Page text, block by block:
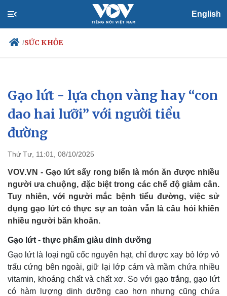
English
/SỨC KHỎE
Chính trị
Đảng
Tổ chức nhân sự
Quốc hội
Nhận diện sự thật
Xã hội
Tin 24h
Dự báo thời tiết
Gạo lứt - lựa chọn vàng hay “con
dao hai lưỡi” với người tiểu
đường
Thứ Tư, 11:01, 08/10/2025
VOV.VN - Gạo lứt sấy rong biển là món ăn được nhiều
người ưa chuộng, đặc biệt trong các chế độ giảm cân.
Tuy nhiên, với người mắc bệnh tiểu đường, việc sử
dụng gạo lứt có thực sự an toàn vẫn là câu hỏi khiến
nhiều người băn khoăn.
Gạo lứt - thực phẩm giàu dinh dưỡng
Gạo lứt là loại ngũ cốc nguyên hạt, chỉ được xay bỏ lớp vỏ
trấu cứng bên ngoài, giữ lại lớp cám và mầm chứa nhiều
vitamin, khoáng chất và chất xơ. So với gạo trắng, gạo lứt
có hàm lượng dinh dưỡng cao hơn nhưng cũng chứa